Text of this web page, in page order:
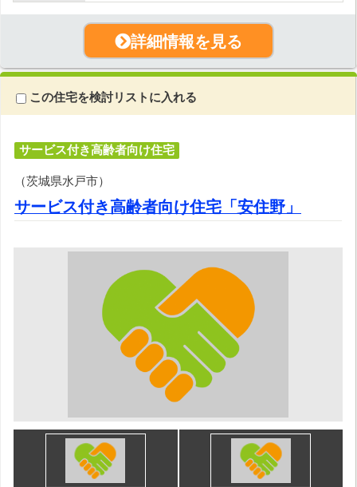
詳細情報を見る
この住宅を検討リストに入れる
サービス付き高齢者向け住宅
（茨城県水戸市）
サービス付き高齢者向け住宅「安住野」